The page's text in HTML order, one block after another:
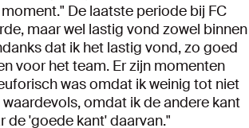
De laatste periode bij FC
maar wel lastig vond zowel binnen
dat ik het lastig vond, zo goed
voor het team. Er zijn momenten
was omdat ik weinig tot niet
omdat ik de andere kant
de 'goede kant' daarvan."